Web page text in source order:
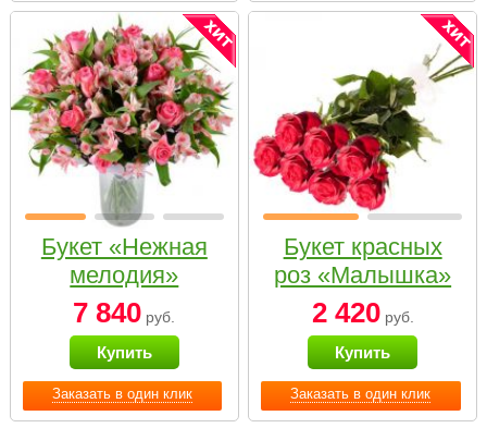
Заказать в один клик
Букет «Нежная
мелодия»
7 840 руб.
Купить
Заказать в один клик
Букет красных
роз «Малышка»
2 420руб.
Купить